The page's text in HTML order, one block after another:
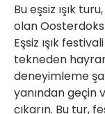
Bu eşsiz ışık
olan
Eşsiz ışık
tekneden
deneyimleme
yanından geçin
çıkarın. Bu tur,